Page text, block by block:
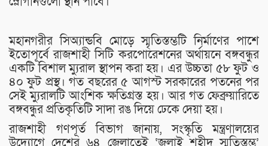
মহানগরীর সিঅ্যান্ডবি মোড়ে স্মৃতিস্তম্ভটি নির্মাণের পাশে
ইতোপূর্বে রাজশাহী সিটি করপোরেশনের অর্থায়নে বঙ্গবন্ধুর
একটি বিশাল ম্যুরাল স্থাপন করা হয়। এর উচ্চতা ৫৮ ফুট ও
৪০ ফুট প্রস্থ। গত বছরের ৫ আগস্ট সরকারের পতনের পর
সেই ম্যুরালটি আংশিক ক্ষতিগ্রস্ত হয়। আর গত ফেব্রুয়ারিতে
বঙ্গবন্ধুর প্রতিকৃতিটি সাদা রঙ দিয়ে ঢেকে দেয়া হয়।
রাজশাহী গণপূর্ত বিভাগ জানায়, সংস্কৃতি মন্ত্রণালয়ের